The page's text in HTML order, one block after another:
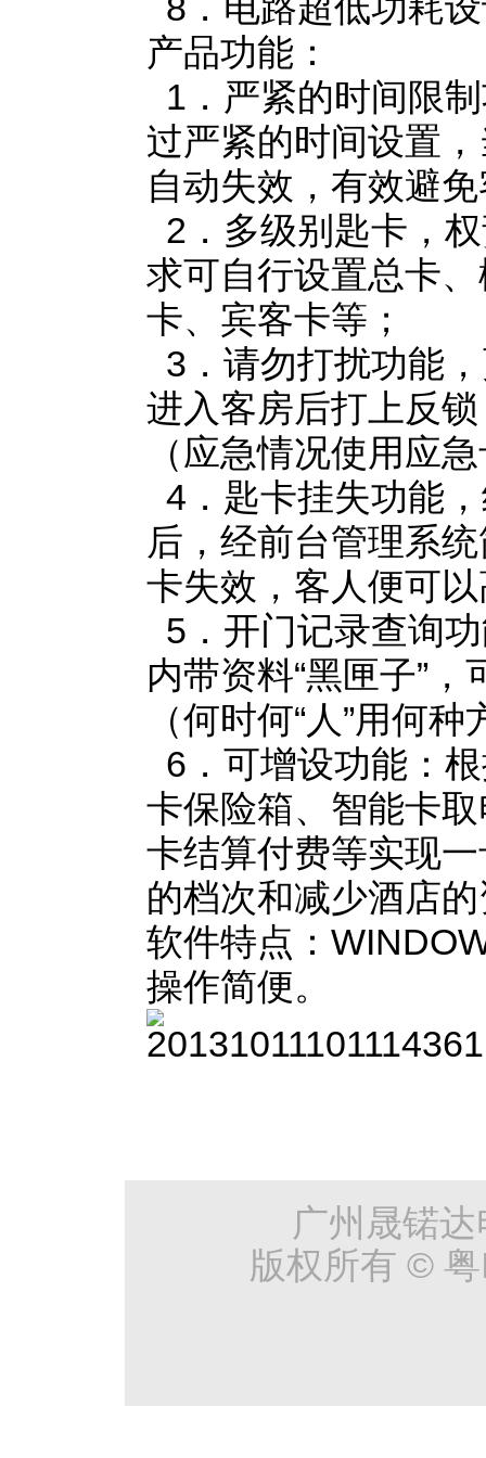
产品功能：
1．严紧的时间限
过严紧的时间设置
自动失效，有效避
2．多级别匙卡，
求可自行设置总卡
卡、宾客卡等；
3．请勿打扰功能
进入客房后打上反
（应急情况使用应
4．匙卡挂失功能
后，经前台管理系
卡失效，客人便可
5．开门记录查询
内带资料“黑匣子”
（何时何“人”用何
6．可增设功能：
卡保险箱、智能卡
卡结算付费等实现
的档次和减少酒店
软件特点：
操作简便。
广州晟锘
版权所有 ©